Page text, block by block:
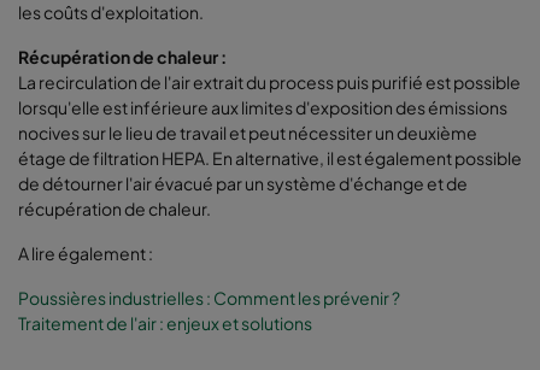
les coûts d'exploitation.
Récupération de chaleur :
La recirculation de l'air extrait du process puis purifié est possible
lorsqu'elle est inférieure aux limites d'exposition des émissions
nocives sur le lieu de travail et peut nécessiter un deuxième
étage de filtration HEPA. En alternative, il est également possible
de détourner l'air évacué par un système d'échange et de
récupération de chaleur.
A lire également :
Poussières industrielles : Comment les prévenir ?
Traitement de l'air : enjeux et solutions